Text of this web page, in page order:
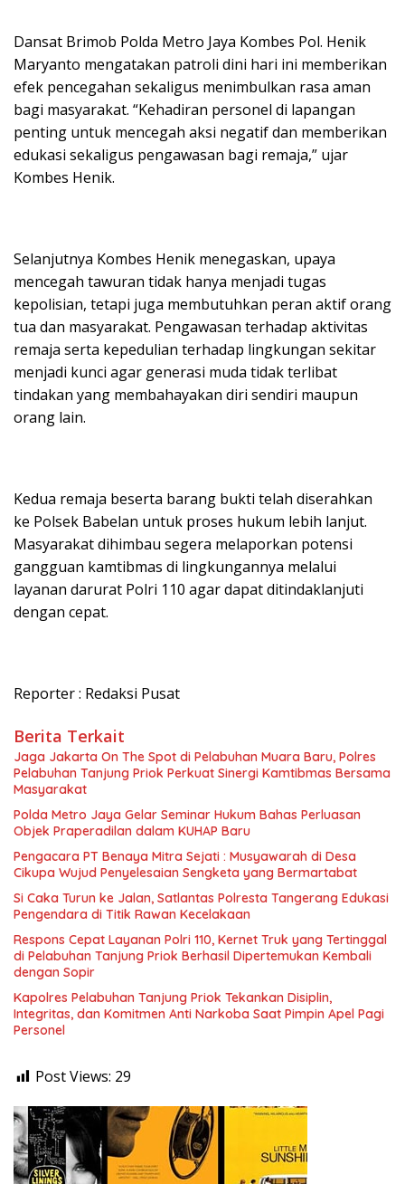
Dansat Brimob Polda Metro Jaya Kombes Pol. Henik
Maryanto mengatakan patroli dini hari ini memberikan
efek pencegahan sekaligus menimbulkan rasa aman
bagi masyarakat. “Kehadiran personel di lapangan
penting untuk mencegah aksi negatif dan memberikan
edukasi sekaligus pengawasan bagi remaja,” ujar
Kombes Henik.
Selanjutnya Kombes Henik menegaskan, upaya
mencegah tawuran tidak hanya menjadi tugas
kepolisian, tetapi juga membutuhkan peran aktif orang
tua dan masyarakat. Pengawasan terhadap aktivitas
remaja serta kepedulian terhadap lingkungan sekitar
menjadi kunci agar generasi muda tidak terlibat
tindakan yang membahayakan diri sendiri maupun
orang lain.
Kedua remaja beserta barang bukti telah diserahkan
ke Polsek Babelan untuk proses hukum lebih lanjut.
Masyarakat dihimbau segera melaporkan potensi
gangguan kamtibmas di lingkungannya melalui
layanan darurat Polri 110 agar dapat ditindaklanjuti
dengan cepat.
Reporter : Redaksi Pusat
Berita Terkait
Jaga Jakarta On The Spot di Pelabuhan Muara Baru, Polres
Pelabuhan Tanjung Priok Perkuat Sinergi Kamtibmas Bersama
Masyarakat
Polda Metro Jaya Gelar Seminar Hukum Bahas Perluasan
Objek Praperadilan dalam KUHAP Baru
Pengacara PT Benaya Mitra Sejati : Musyawarah di Desa
Cikupa Wujud Penyelesaian Sengketa yang Bermartabat
Si Caka Turun ke Jalan, Satlantas Polresta Tangerang Edukasi
Pengendara di Titik Rawan Kecelakaan
Respons Cepat Layanan Polri 110, Kernet Truk yang Tertinggal
di Pelabuhan Tanjung Priok Berhasil Dipertemukan Kembali
dengan Sopir
Kapolres Pelabuhan Tanjung Priok Tekankan Disiplin,
Integritas, dan Komitmen Anti Narkoba Saat Pimpin Apel Pagi
Personel
Post Views: 29